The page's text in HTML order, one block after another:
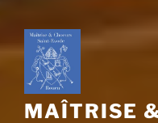
MAÎTRISE